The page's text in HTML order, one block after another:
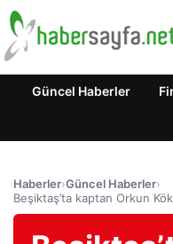
Güncel Haberler
Haberler›Güncel Haberler›
Beşiktaş’ta kaptan Orkun